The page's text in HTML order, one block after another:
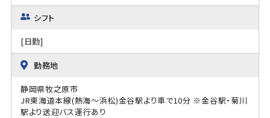
シフト
[日勤]
勤務地
静岡県牧之原市
JR東海道本線(熱海～浜松)金谷駅より車で10分 ※金谷駅・菊川
駅より送迎バス運行あり